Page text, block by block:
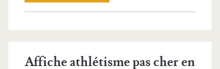
athlétisme
Affiche athlétisme pas cher en